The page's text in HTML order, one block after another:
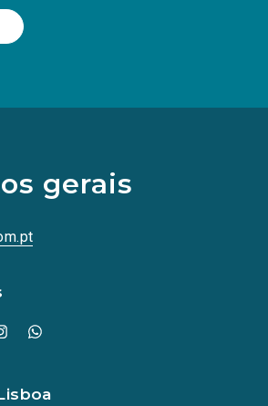
gerais